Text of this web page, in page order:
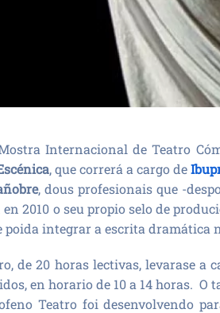
Internacional de Teatro
, que correrá a cargo de
, dous profesionais que -
2010 o seu propio selo de
poida integrar a escrita dramática
de 20 horas lectivas, levarase a
en horario de 10 a 14 horas. O
Teatro foi desenvolvendo